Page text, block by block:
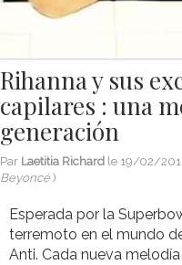
Rihanna y sus
capilares : una
generación
Par Laetitia Richard le 19/02/
Beyoncé )
Esperada por la
terremoto en el mundo
Anti. Cada nueva